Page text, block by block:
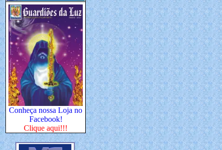
Conheça nossa Loja no
Facebook!
Clique aqui!!!